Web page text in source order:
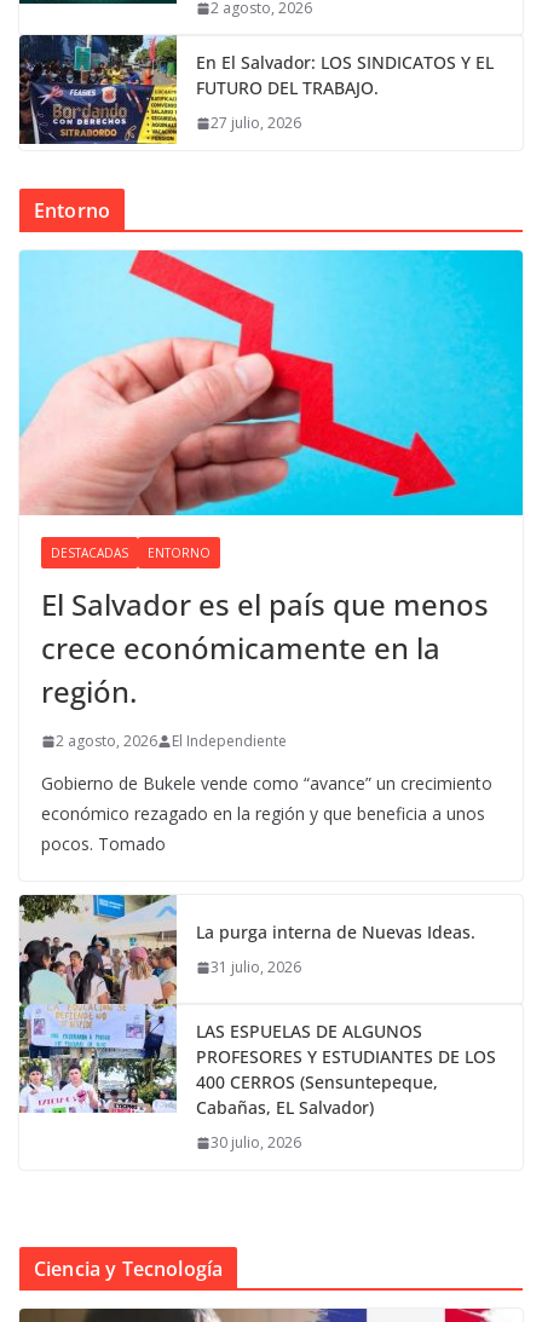
2 agosto, 2026
En El Salvador: LOS SINDICATOS Y EL
FUTURO DEL TRABAJO.
27 julio, 2026
Entorno
DESTACADAS ENTORNO
El Salvador es el país que menos
crece económicamente en la
región.
2 agosto, 2026 El Independiente
Gobierno de Bukele vende como “avance” un crecimiento
económico rezagado en la región y que beneficia a unos
pocos. Tomado
La purga interna de Nuevas Ideas.
31 julio, 2026
LAS ESPUELAS DE ALGUNOS
PROFESORES Y ESTUDIANTES DE LOS
400 CERROS (Sensuntepeque,
Cabañas, EL Salvador)
30 julio, 2026
Ciencia y Tecnología